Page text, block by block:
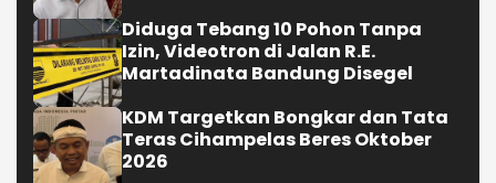
Diduga Tebang 10 Pohon Tanpa
Izin, Videotron di Jalan R.E.
Martadinata Bandung Disegel
KDM Targetkan Bongkar dan Tata
Teras Cihampelas Beres Oktober
2026